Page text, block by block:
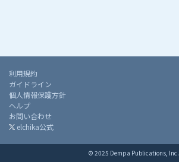
利用規約
ガイドライン
個人情報保護方針
ヘルプ
お問い合わせ
elchika公式
© 2025 Dempa Publications, Inc.